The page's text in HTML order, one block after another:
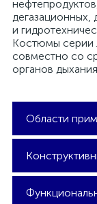
дегазационных,
и
Костюмы серии
совместно со
органов
Области